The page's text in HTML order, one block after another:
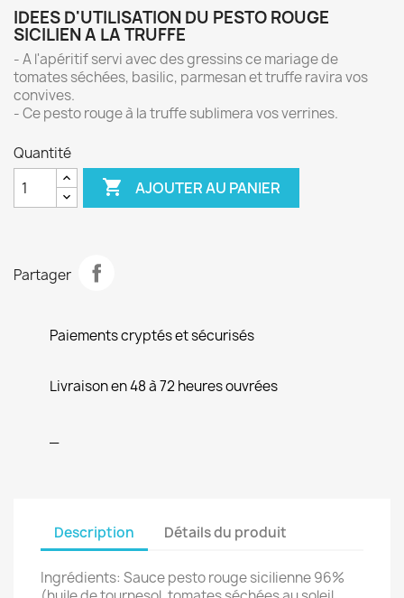
IDEES D'UTILISATION DU PESTO ROUGE
SICILIEN A LA TRUFFE
- A l'apéritif servi avec des gressins ce mariage de
tomates séchées, basilic, parmesan et truffe ravira vos
convives.
- Ce pesto rouge à la truffe sublimera vos verrines.
Quantité
 AJOUTER AU PANIER
Partager
Paiements cryptés et sécurisés
Livraison en 48 à 72 heures ouvrées
Description Détails du produit
Ingrédients: Sauce pesto rouge sicilienne 96%